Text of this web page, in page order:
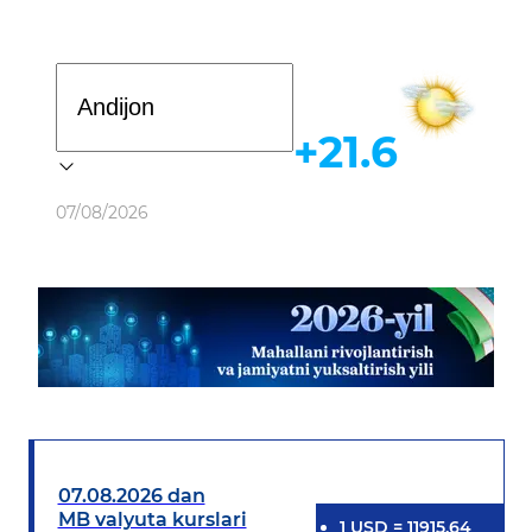
Ob-havo
07/08/2026
+21.6
07.08.2026 dan
MB valyuta kurslari
1 USD = 11915.64